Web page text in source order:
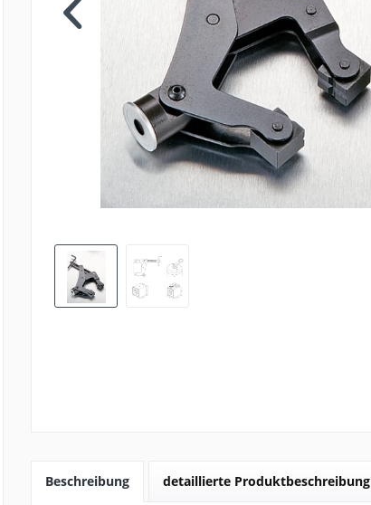
Beschreibung detaillierte Produktbeschreibung